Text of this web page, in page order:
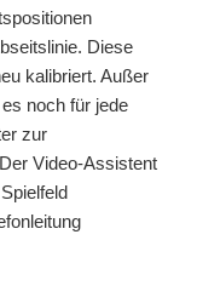
Diese
kalibriert. Außer
noch für jede
zur
Video-Assistent